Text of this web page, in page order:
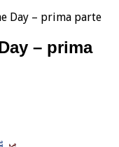
Day – prima parte
– prima